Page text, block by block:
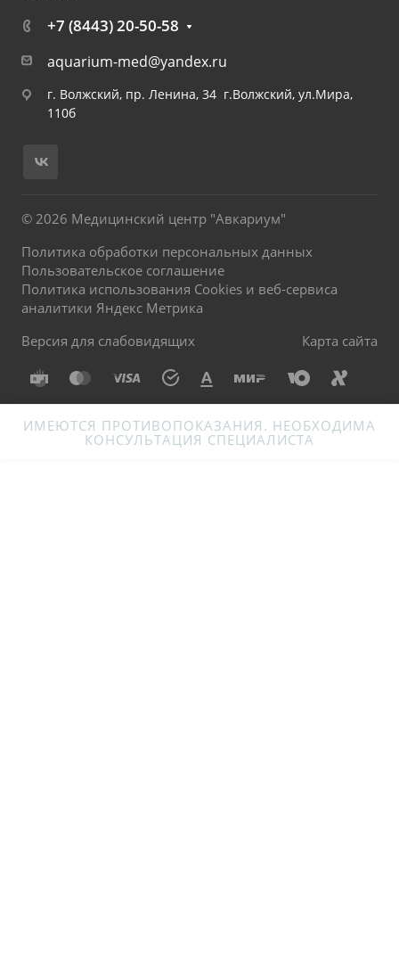
+7 (8443) 20-50-58
aquarium-med@yandex.ru
г. Волжский, пр. Ленина, 34 г.Волжский, ул.Мира,
110б
© 2026 Медицинский центр "Авкариум"
Политика обработки персональных данных
Пользовательское соглашение
Политика использования Cookies и веб-сервиса
аналитики Яндекс Метрика
Версия для слабовидящих
Карта сайта
ИМЕЮТСЯ ПРОТИВОПОКАЗАНИЯ. НЕОБХОДИМА
КОНСУЛЬТАЦИЯ СПЕЦИАЛИСТА